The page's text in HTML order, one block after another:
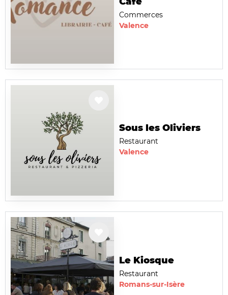
Commerces
Valence
Sous les Oliviers
Restaurant
Valence
Le Kiosque
Restaurant
Romans-sur-Isère